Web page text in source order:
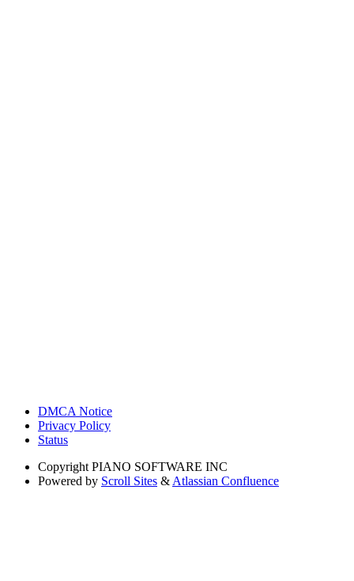
DMCA Notice
Privacy Policy
Status
Copyright PIANO SOFTWARE INC
Powered by Scroll Sites & Atlassian Confluence